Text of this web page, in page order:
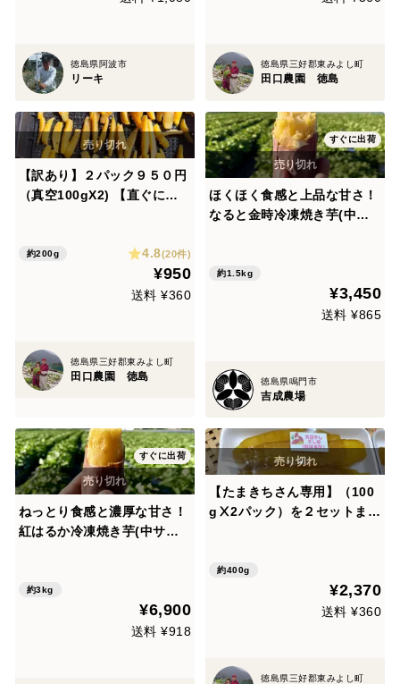
徳島県阿波市
リーキ
徳島県三好郡東みよし町
田口農園 徳島
【訳あり】２パック９５０円
（真空100gX2) 【直ぐに出
規品と同じです。 送料はメー
約200g 4.8(20件)
¥950
送料 ¥360
徳島県三好郡東みよし町
田口農園 徳島
すぐに出荷
ほくほく食感と上品な甘さ！
なると金時冷凍焼き芋(中サ
約1.5kg
¥3,450
送料 ¥865
徳島県鳴門市
吉成農場
すぐに出荷
ねっとり食感と濃厚な甘さ！
紅はるか冷凍焼き芋(中サイ
約3kg
¥6,900
送料 ¥918
【たまきちさん専用】（100
gⅩ2パック）を２セットまと
ラスでお届けします。 送料差
分１７０円だけご負担をお願
約400g
¥2,370
送料 ¥360
徳島県三好郡東みよし町